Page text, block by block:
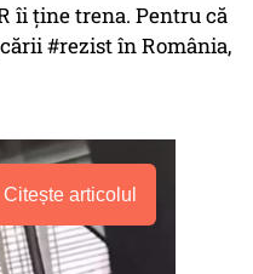
îi ţine trena. Pentru că
#rezist în România,
Citește articolul